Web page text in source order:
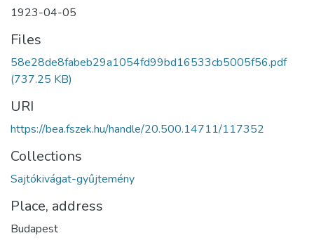
1923-04-05
Files
58e28de8fabeb29a1054fd99bd16533cb5005f56.pdf
(737.25 KB)
URI
https://bea.fszek.hu/handle/20.500.14711/117352
Collections
Sajtókivágat-gyűjtemény
Place, address
Budapest